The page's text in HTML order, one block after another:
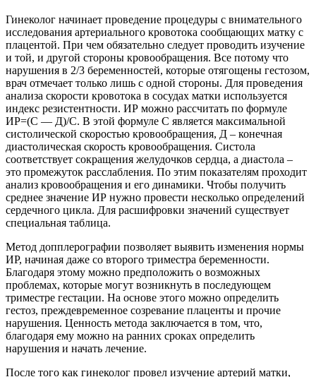
Гинеколог начинает проведение процедуры с внимательного
исследования артериального кровотока сообщающих матку с
плацентой. При чем обязательно следует проводить изучение
и той, и другой стороны кровообращения. Все потому что
нарушения в 2/3 беременностей, которые отягощены гестозом,
врач отмечает только лишь с одной стороны. Для проведения
анализа скорости кровотока в сосудах матки используется
индекс резистентности. ИР можно рассчитать по формуле
ИР=(С — Д)/С. В этой формуле С является максимальной
систолической скоростью кровообращения, Д – конечная
диастолическая скорость кровообращения. Систола
соответствует сокращения желудочков сердца, а диастола –
это промежуток расслабления. По этим показателям проходит
анализ кровообращения и его динамики. Чтобы получить
среднее значение ИР нужно провести несколько определений
сердечного цикла. Для расшифровки значений существует
специальная таблица.
Метод допплерографии позволяет выявить изменения нормы
ИР, начиная даже со второго триместра беременности.
Благодаря этому можно предположить о возможных
проблемах, которые могут возникнуть в последующем
триместре гестации. На основе этого можно определить
гестоз, преждевременное созревание плаценты и прочие
нарушения. Ценность метода заключается в том, что,
благодаря ему можно на ранних сроках определить
нарушения и начать лечение.
После того как гинеколог провел изучение артерий матки,